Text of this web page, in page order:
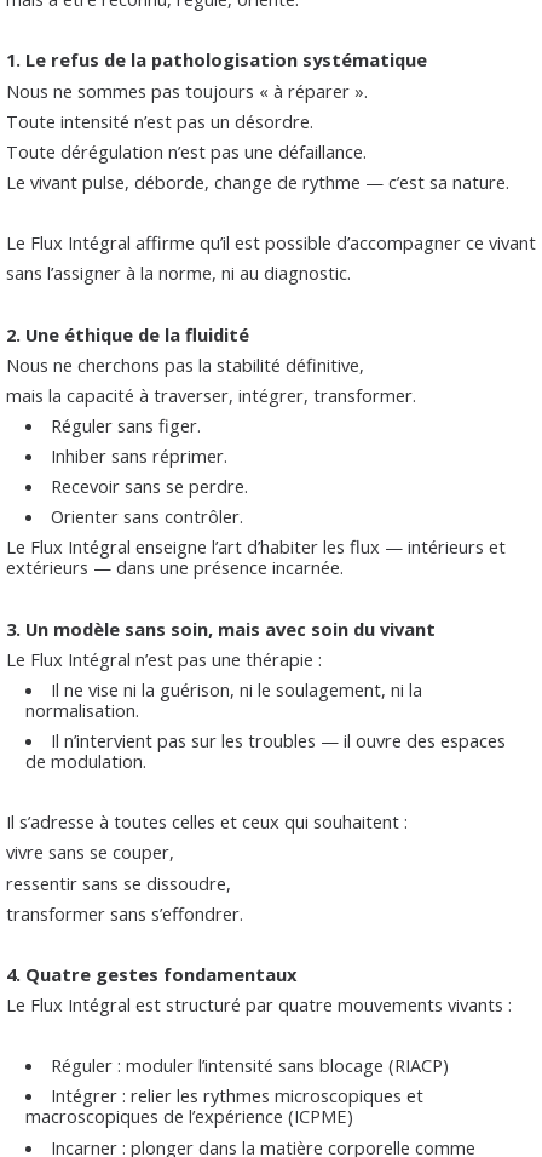
1. Le refus de la pathologisation systématique
Nous ne sommes pas toujours « à réparer ».
Toute intensité n’est pas un désordre.
Toute dérégulation n’est pas une défaillance.
Le vivant pulse, déborde, change de rythme — c’est sa nature.
Le Flux Intégral affirme qu’il est possible d’accompagner ce vivant
sans l’assigner à la norme, ni au diagnostic.
2. Une éthique de la fluidité
Nous ne cherchons pas la stabilité définitive,
mais la capacité à traverser, intégrer, transformer.
Réguler sans figer.
Inhiber sans réprimer.
Recevoir sans se perdre.
Orienter sans contrôler.
Le Flux Intégral enseigne l’art d’habiter les flux — intérieurs et
extérieurs — dans une présence incarnée.
3. Un modèle sans soin, mais avec soin du vivant
Le Flux Intégral n’est pas une thérapie :
Il ne vise ni la guérison, ni le soulagement, ni la
normalisation.
Il n’intervient pas sur les troubles — il ouvre des espaces
de modulation.
Il s’adresse à toutes celles et ceux qui souhaitent :
vivre sans se couper,
ressentir sans se dissoudre,
transformer sans s’effondrer.
4. Quatre gestes fondamentaux
Le Flux Intégral est structuré par quatre mouvements vivants :
Réguler : moduler l’intensité sans blocage (RIACP)
Intégrer : relier les rythmes microscopiques et
macroscopiques de l’expérience (ICPME)
Incarner : plonger dans la matière corporelle comme